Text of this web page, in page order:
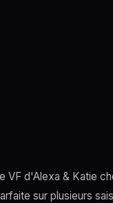
d'Alexa & Katie
sur plusieurs